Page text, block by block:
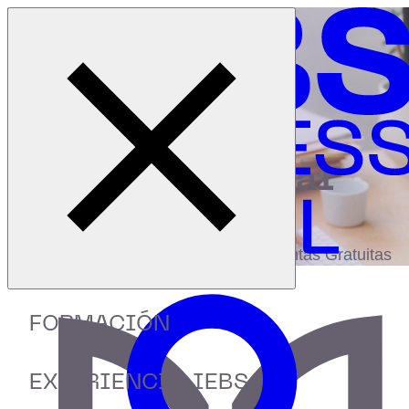
FORMACIÓN
EXPERIENCIA IEBS
Inicio
Recursos
Claves del Mobile Marketing
bibliotecadigital
Accede a más de 150 Recursos, Guías,
eBooks,Plantillas, Estudios y Herramientas Gratuitas